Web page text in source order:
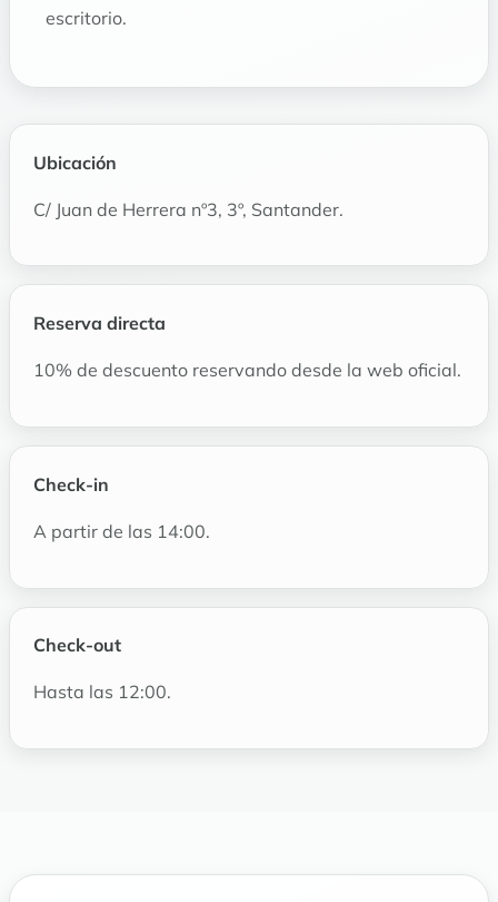
escritorio.
Ubicación
C/ Juan de Herrera nº3, 3º, Santander.
Reserva directa
10% de descuento reservando desde la web oficial.
Check-in
A partir de las 14:00.
Check-out
Hasta las 12:00.